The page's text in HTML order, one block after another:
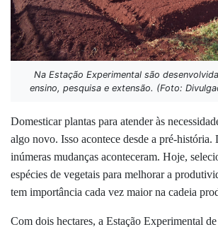
Na Estação Experimental são
ensino, pesquisa e extensão. (Foto:
Domesticar plantas para atender às
algo novo. Isso acontece desde a pré-história.
inúmeras mudanças aconteceram. Hoje,
espécies de vegetais para melhorar a
tem importância cada vez maior na cadeia
Com dois hectares, a Estação Experimental